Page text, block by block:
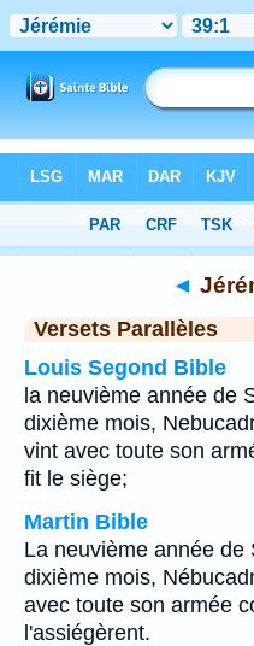
Chapitre 39 > Verset 1
◄
Versets Parallèles
Louis Segond Bible
la neuvième année de
dixième mois,
vint avec toute son
fit le siège;
Martin Bible
La neuvième année de
dixième mois,
avec toute son armée
l'assiégèrent.